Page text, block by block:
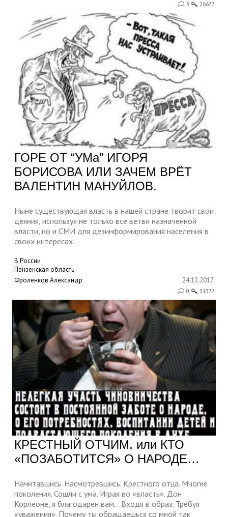
3 26677
ГОРЕ ОТ “УМа” ИГОРЯ
БОРИСОВА ИЛИ ЗАЧЕМ ВРЁТ
ВАЛЕНТИН МАНУЙЛОВ.
Ныне существующая власть в нашей стране творит свои
деяния, используя не только все ветви назначенной
власти, но и СМИ для дезинформирования населения в
своих интересах.
В России
Пензенская область
Фроленков Александр
24.12.2017
0 31377
КРЕСТНЫЙ ОТЧИМ, или КТО
«ПОЗАБОТИТСЯ» О НАРОДЕ…
Начитавшись. Насмотревшись. Крестного отца. Многие
поколения. Сошли с ума. Играя во «власть». Дон
Корлеоне, я благодарен вам... Входя в образ. Требуя
«уважения». Почему ты обращаешься со мной так